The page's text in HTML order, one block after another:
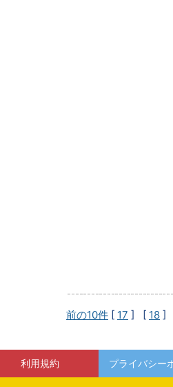
前の10件 [ 17 ] [ 18 ]
利用規約 プライバシー